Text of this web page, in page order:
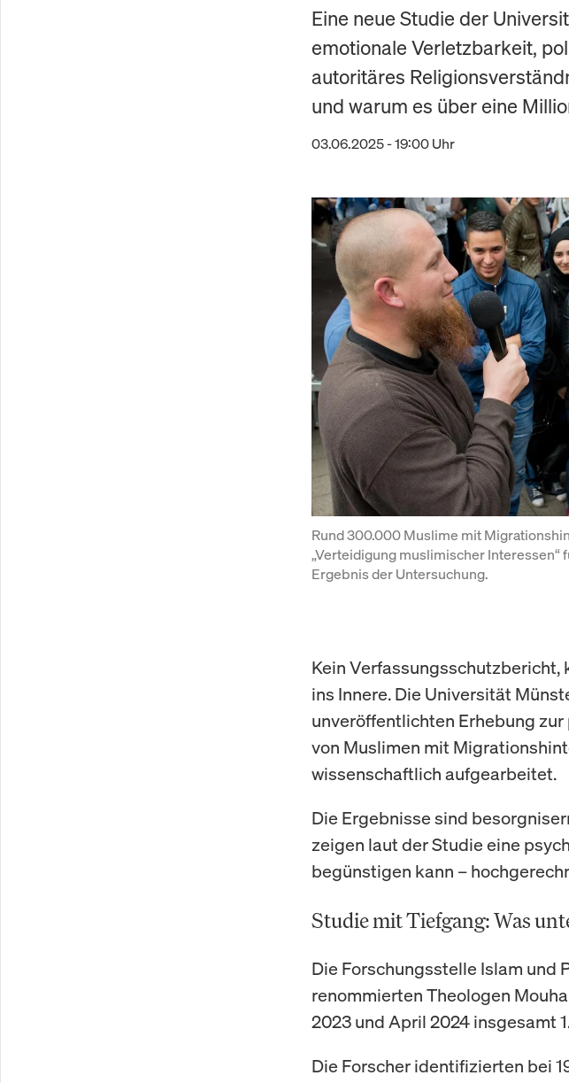
Eine neue Studie der
emotionale Verletzbarkeit,
autoritäres
und warum es über eine
03.06.2025 - 19:00 Uhr
Rund 300.000 Muslime mit
„Verteidigung muslimischer
Ergebnis der Untersuchung.
Kein Verfassungsschutzbericht,
ins Innere. Die Universität
unveröffentlichten Erhebung
von Muslimen mit
wissenschaftlich aufgearbeitet.
Die Ergebnisse sind
zeigen laut der Studie eine
begünstigen kann –
Studie mit Tiefgang: Was
Die Forschungsstelle Islam und
renommierten Theologen
2023 und April 2024 insgesamt
Die Forscher identifizierten bei